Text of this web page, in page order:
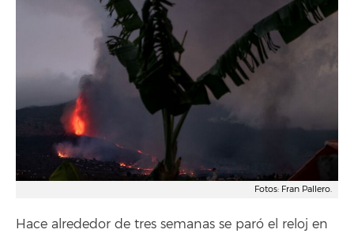
Fotos: Fran Pallero.
Hace alrededor de tres semanas se paró el reloj en